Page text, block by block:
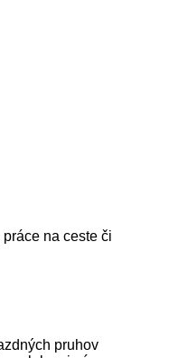
na ceste či
pruhov